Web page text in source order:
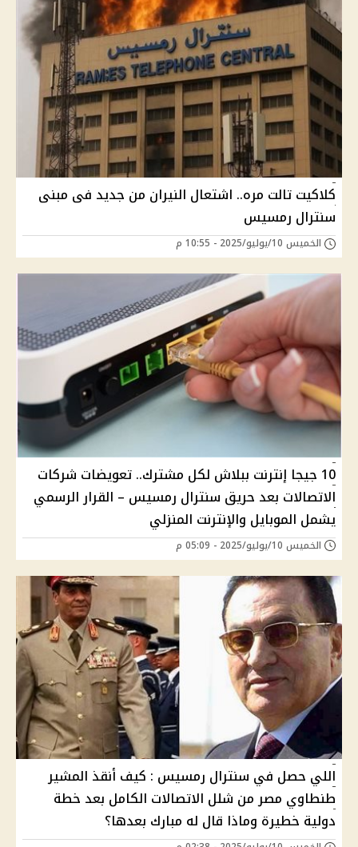
كلاكيت تالت مره.. اشتعال النيران من جديد فى مبنى
سنترال رمسيس
الخميس 10/يوليو/2025 - 10:55 م
10 جيجا إنترنت ببلاش لكل مشترك.. تعويضات شركات
الاتصالات بعد حريق سنترال رمسيس – القرار الرسمي
يشمل الموبايل والإنترنت المنزلي
الخميس 10/يوليو/2025 - 05:09 م
اللي حصل في سنترال رمسيس : كيف أنقذ المشير
طنطاوي مصر من شلل الاتصالات الكامل بعد خطة
دولية خطيرة وماذا قال له مبارك بعدها؟